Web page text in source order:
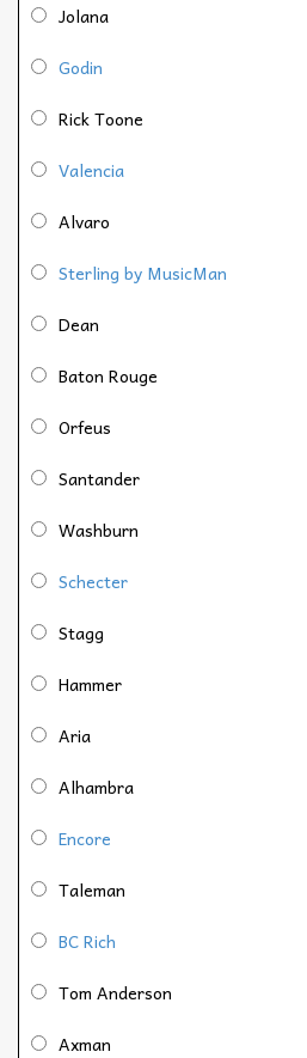
Jolana
Godin
Rick Toone
Valencia
Alvaro
Sterling by MusicMan
Dean
Baton Rouge
Orfeus
Santander
Washburn
Schecter
Stagg
Hammer
Aria
Alhambra
Encore
Taleman
BC Rich
Tom Anderson
Axman